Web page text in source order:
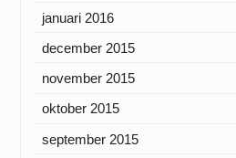
januari 2016
december 2015
november 2015
oktober 2015
september 2015